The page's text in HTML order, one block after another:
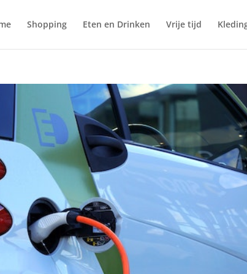
Shopping Eten en Drinken Vrije tijd